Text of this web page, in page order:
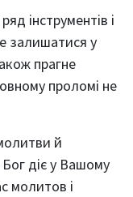
інструментів і
залишатися у
прагне
проломі не
й
діє у Вашому
молитов і